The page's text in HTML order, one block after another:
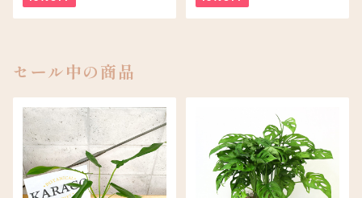
セール中の商品